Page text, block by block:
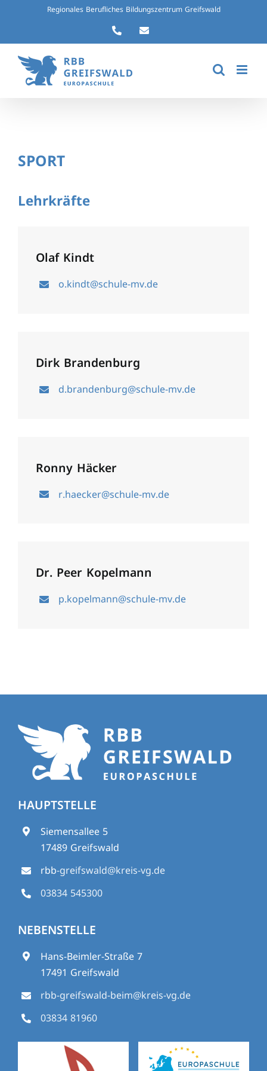
Regionales Berufliches Bildungszentrum Greifswald
TelefonKontaktformular
SPORT
Lehrkräfte
Olaf Kindt
o.kindt@schule-mv.de
Dirk Brandenburg
d.brandenburg@schule-mv.de
Ronny Häcker
r.haecker@schule-mv.de
Dr. Peer Kopelmann
p.kopelmann@schule-mv.de
HAUPTSTELLE
Siemensallee 5
17489 Greifswald
rbb-greifswald@kreis-vg.de
03834 545300
NEBENSTELLE
Hans-Beimler-Straße 7
17491 Greifswald
rbb-greifswald-beim@kreis-vg.de
03834 81960